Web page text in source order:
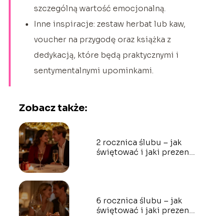
szczególną wartość emocjonalną.
Inne inspiracje: zestaw herbat lub kaw,
voucher na przygodę oraz książka z
dedykacją, które będą praktycznymi i
sentymentalnymi upominkami.
Zobacz także:
2 rocznica ślubu – jak
świętować i jaki prezent
6 rocznica ślubu – jak
świętować i jaki prezent